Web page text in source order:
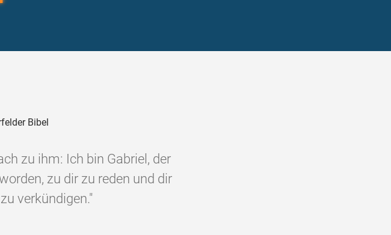
Bibel
zu ihm: Ich bin Gabriel, der
zu dir zu reden und dir
verkündigen."